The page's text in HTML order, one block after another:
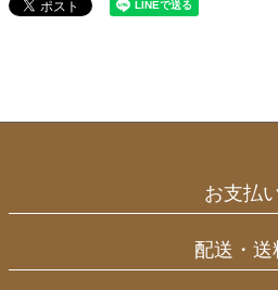
お支払
配送・送